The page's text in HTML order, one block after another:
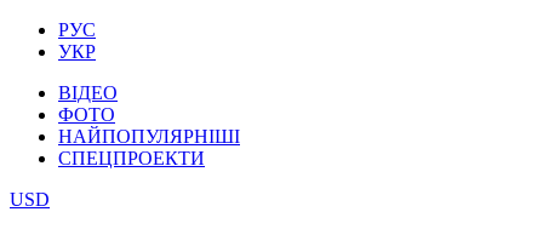
РУС
УКР
ВІДЕО
ФОТО
НАЙПОПУЛЯРНІШІ
СПЕЦПРОЕКТИ
USD